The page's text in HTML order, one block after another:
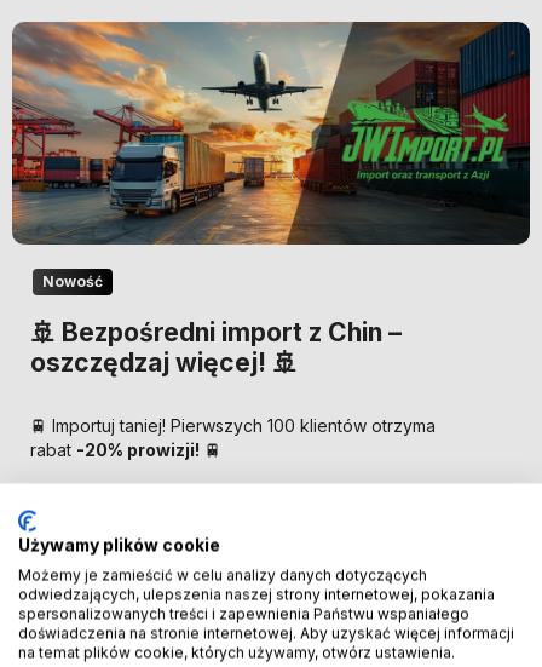
z poprzedniej sesji.
Nowość
🚢 Bezpośredni import z Chin –
oszczędzaj więcej! 🚢
🚆 Importuj taniej! Pierwszych 100 klientów otrzyma
rabat -20% prowizji! 🚆
SPRAWDŹ SZCZEGÓŁY!
Używamy plików cookie
Możemy je zamieścić w celu analizy danych dotyczących
odwiedzających, ulepszenia naszej strony internetowej, pokazania
spersonalizowanych treści i zapewnienia Państwu wspaniałego
doświadczenia na stronie internetowej. Aby uzyskać więcej informacji
na temat plików cookie, których używamy, otwórz ustawienia.